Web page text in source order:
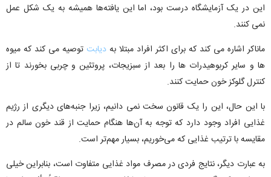
این در یک آزمایشگاه درست بود، اما این یافته‌ها همیشه به یک شکل عمل
نمی کنند.
ماناکر اشاره می کند که برای اکثر افراد مبتلا به دیابت توصیه می کند که میوه
ها و سایر کربوهیدرات ها را بعد از سبزیجات، پروتئین و چربی بخورند تا از
کنترل گلوکز خون حمایت کنند.
با این حال، این را یک قانون سخت نمی دانیم، زیرا جنبه‌های دیگری از رژیم
غذایی افراد وجود دارد که توجه به آن‌ها هنگام حمایت از قند خون سالم در
مقایسه با ترتیب غذایی که می‌خوریم، بسیار مهم‌تر است.
به عبارت دیگر، نتایج فردی در مصرف مواد غذایی متفاوت است، بنابراین خیلی